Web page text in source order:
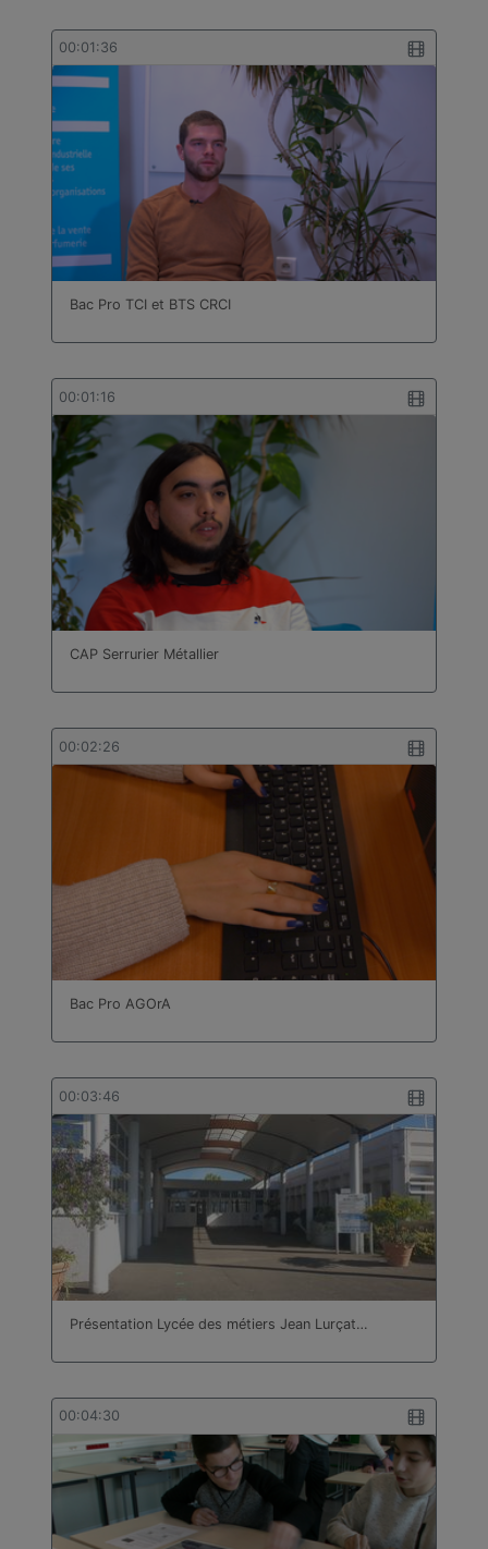
00:01:36
Bac Pro TCI et BTS CRCI
00:01:16
CAP Serrurier Métallier
00:02:26
Bac Pro AGOrA
00:03:46
Présentation Lycée des métiers Jean Lurçat…
00:04:30